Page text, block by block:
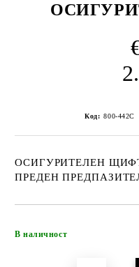
Код: 800-442C
ОСИГУРИТЕЛЕН
ПРЕДЕН
В наличност